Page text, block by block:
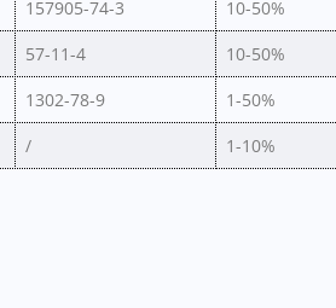
157905-74-3
10-50%
57-11-4
10-50%
1302-78-9
1-50%
/
1-10%